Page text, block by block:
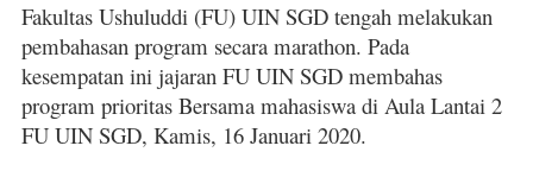
Fakultas Ushuluddi (FU) UIN SGD tengah melakukan
pembahasan program secara marathon. Pada
kesempatan ini jajaran FU UIN SGD membahas
program prioritas Bersama mahasiswa di Aula Lantai 2
FU UIN SGD, Kamis, 16 Januari 2020.